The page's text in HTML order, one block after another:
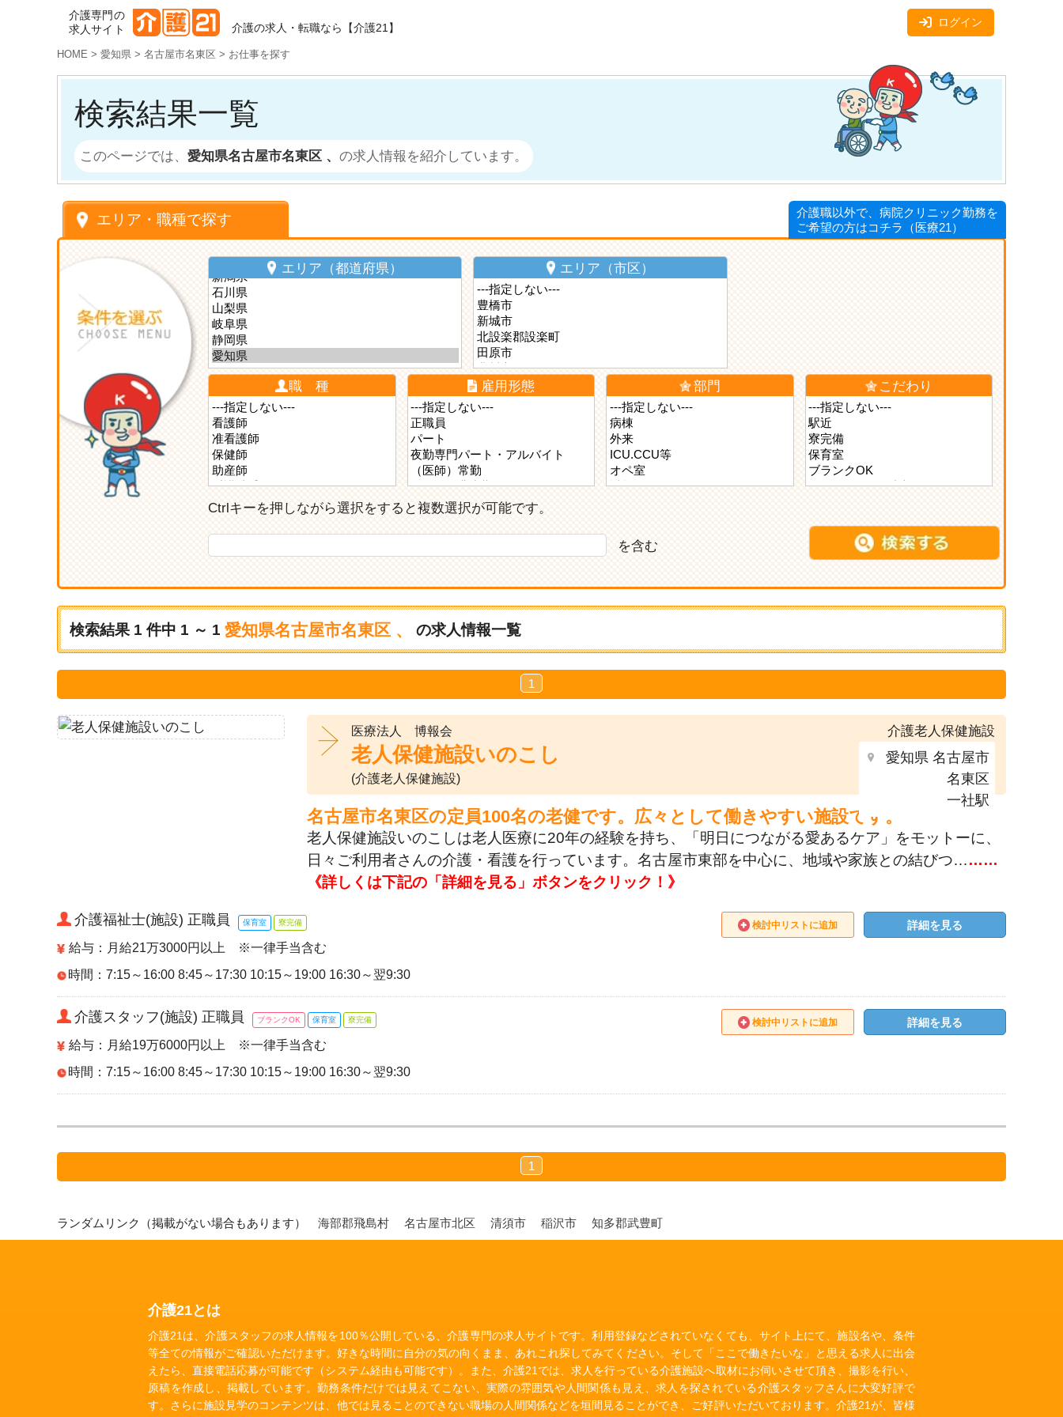
介護専門の
求人サイト
介護の求人・転職なら【介護21】 ログイン
HOME > 愛知県 > 名古屋市名東区 > お仕事を探す
検索結果一覧
このページでは、 愛知県名古屋市名東区 、 の求人情報を紹介しています。
介護職以外で、病院クリニック勤務を
ご希望の方はコチラ（医療21）
エリア・職種で探す
エリア（都道府県） エリア（市区）
職 種 雇用形態 部門 こだわり
Ctrlキーを押しながら選択をすると複数選択が可能です。
を含む
検索結果 1 件中 1 ～ 1 愛知県名古屋市名東区 、 の求人情報一覧
1
医療法人 博報会
老人保健施設いのこし
(介護老人保健施設)
介護老人保健施設
愛知県 名古屋市
名東区
一社駅
名古屋市名東区の定員100名の老健です。広々として働きやすい施設です。
老人保健施設いのこしは老人医療に20年の経験を持ち、「明日につながる愛あるケア」をモットーに、
日々ご利用者さんの介護・看護を行っています。名古屋市東部を中心に、地域や家族との結びつ………
《詳しくは下記の「詳細を見る」ボタンをクリック！》
介護福祉士(施設) 正職員 保育室 寮完備
給与：月給21万3000円以上 ※一律手当含む
時間：7:15～16:00 8:45～17:30 10:15～19:00 16:30～翌9:30
検討中リストに追加 詳細を見る
介護スタッフ(施設) 正職員 ブランクOK 保育室 寮完備
給与：月給19万6000円以上 ※一律手当含む
時間：7:15～16:00 8:45～17:30 10:15～19:00 16:30～翌9:30
検討中リストに追加 詳細を見る
1
ランダムリンク（掲載がない場合もあります） 海部郡飛島村 名古屋市北区 清須市 稲沢市 知多郡武豊町
介護21とは
介護21は、介護スタッフの求人情報を100％公開している、介護専門の求人サイトです。利用登録などされていなくても、サイト上にて、施設名や、条件
等全ての情報がご確認いただけます。好きな時間に自分の気の向くまま、あれこれ探してみてください。そして「ここで働きたいな」と思える求人に出会
えたら、直接電話応募が可能です（システム経由も可能です）。また、介護21では、求人を行っている介護施設へ取材にお伺いさせて頂き、撮影を行い、
原稿を作成し、掲載しています。勤務条件だけでは見えてこない、実際の雰囲気や人間関係も見え、求人を探されている介護スタッフさんに大変好評で
す。さらに施設見学のコンテンツは、他では見ることのできない職場の人間関係などを垣間見ることができ、ご好評いただいております。介護21が、皆様